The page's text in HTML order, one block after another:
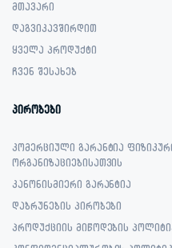
მთავარი
დაგვიკავშირდით
ყველა პროდუქტი
ჩვენ შესახებ
პირობები
კომერციული გარანტია
ორგანიზაციებისათვის
კანონისმიერი გარანტია
დაბრუნების პირობები
პროდუქციის მიწოდების